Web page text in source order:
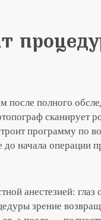
полного
сканирует
программу по
начала операции
анестезией:
зрение